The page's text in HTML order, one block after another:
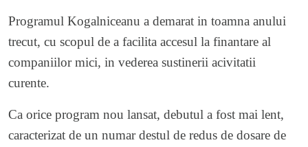
Programul Kogalniceanu a demarat in toamna anului
trecut, cu scopul de a facilita accesul la finantare al
companiilor mici, in vederea sustinerii acivitatii
curente.
Ca orice program nou lansat, debutul a fost mai lent,
caracterizat de un numar destul de redus de dosare de